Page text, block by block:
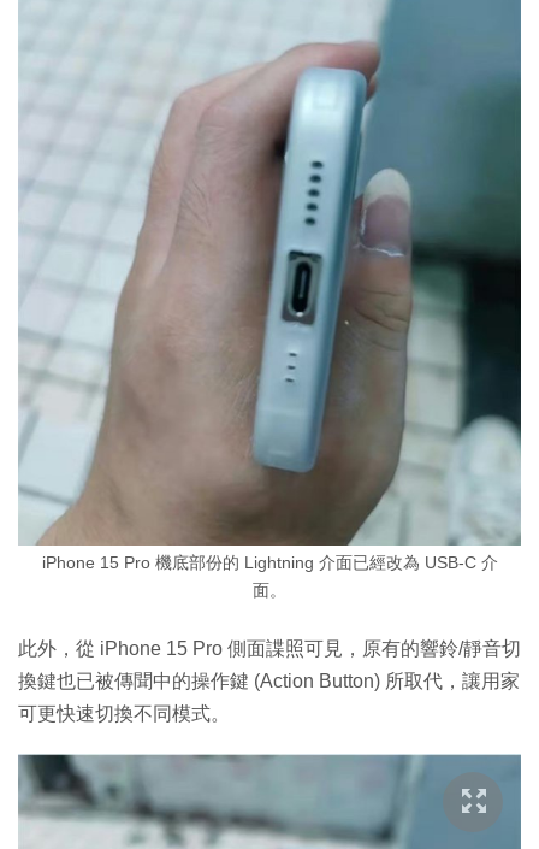
iPhone 15 Pro 機底部份的 Lightning 介面已經改為 USB-C 介
面。
此外，從 iPhone 15 Pro 側面諜照可見，原有的響鈴/靜音切
換鍵也已被傳聞中的操作鍵 (Action Button) 所取代，讓用家
可更快速切換不同模式。